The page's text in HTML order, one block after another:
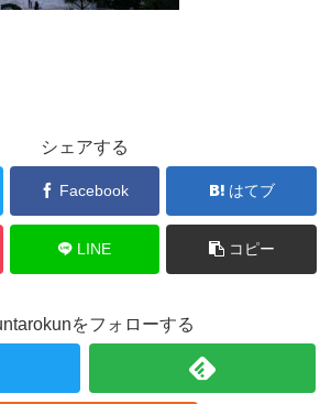
シェアする
Facebook はてブ
LINE コピー
をフォローする